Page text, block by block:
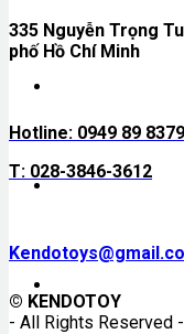
Nội thất cho be
335 Nguyễn Trọng
phố Hồ Chí Minh
Hotline: 0949 89 8379
T: 028-3846-3612
© KENDOTOY
- All Rights Reserved